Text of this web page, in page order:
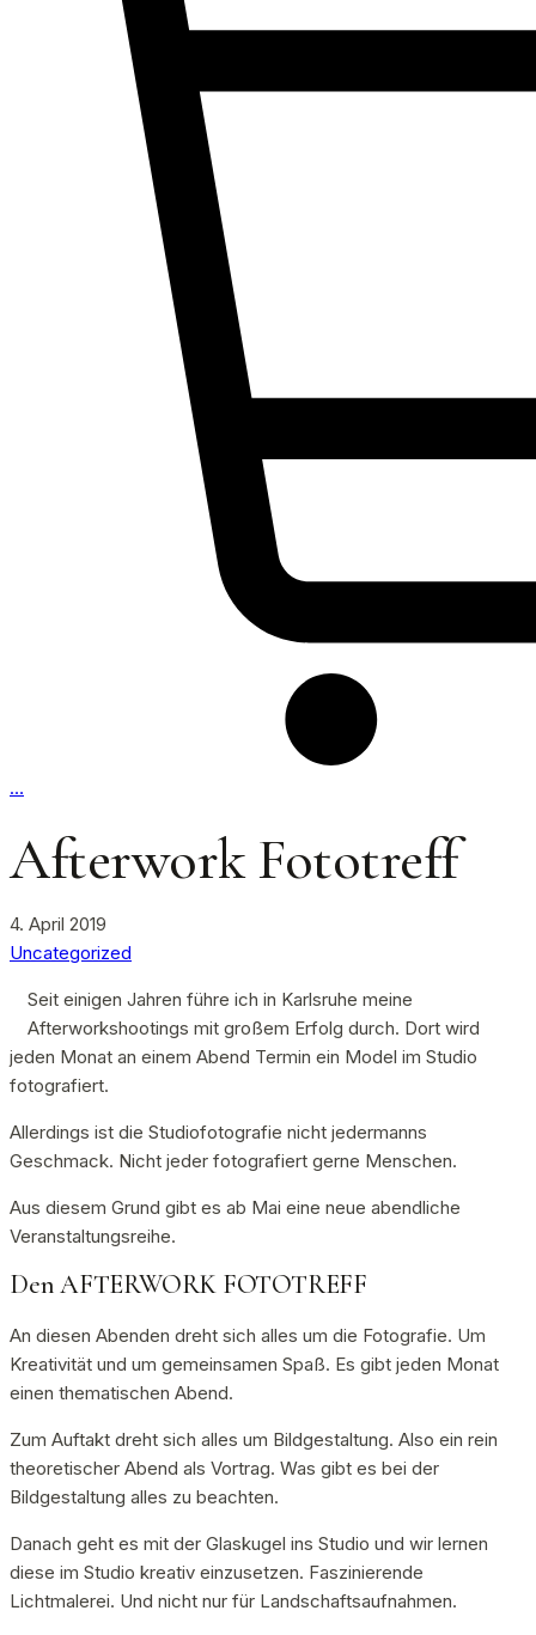
…
Afterwork Fototreff
4. April 2019
Uncategorized
Seit einigen Jahren führe ich in Karlsruhe meine
Afterworkshootings mit großem Erfolg durch. Dort wird
jeden Monat an einem Abend Termin ein Model im Studio
fotografiert.
Allerdings ist die Studiofotografie nicht jedermanns
Geschmack. Nicht jeder fotografiert gerne Menschen.
Aus diesem Grund gibt es ab Mai eine neue abendliche
Veranstaltungsreihe.
Den AFTERWORK FOTOTREFF
An diesen Abenden dreht sich alles um die Fotografie. Um
Kreativität und um gemeinsamen Spaß. Es gibt jeden Monat
einen thematischen Abend.
Zum Auftakt dreht sich alles um Bildgestaltung. Also ein rein
theoretischer Abend als Vortrag. Was gibt es bei der
Bildgestaltung alles zu beachten.
Danach geht es mit der Glaskugel ins Studio und wir lernen
diese im Studio kreativ einzusetzen. Faszinierende
Lichtmalerei. Und nicht nur für Landschaftsaufnahmen.